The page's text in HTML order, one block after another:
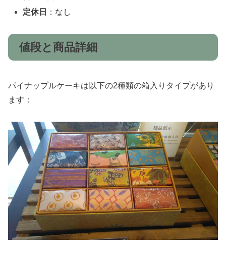
定休日
：なし
値段と商品詳細
パイナップルケーキは以下の2種類の箱入りタイプがあり
ます：